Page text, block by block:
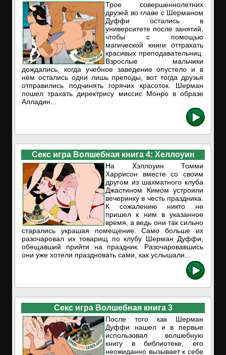
Трое совершеннолетних
друзей во главе с Шерманом
Дуффи остались в
университете после занятий,
чтобы с помощью
магической книги оттрахать
красивых преподавательниц.
Взрослые мальчики
дождались, когда учебное заведение опустело и в
нём остались одни лишь преподы, вот тогда друзья
отправились подчинять горячих красоток. Шерман
пошел трахать директрису миссис Монро в образе
Алладин...
Секс игра Волшебная книга 4: Хеллоуин
На Хэллоуин Томми
Харрисон вместе со своим
другом из шахматного клуба
Джастином Кимом устроили
вечеринку в честь праздника.
К сожалению никто не
пришел к ним в указанное
время, а ведь они так сильно
старались украшая помещение. Само больше их
разочаровал их товарищ по клубу Шерман Дуффи,
обещавший прийти на праздник. Разочаровавшись
они уже хотели праздновать сами, как услышали...
Секс игра Волшебная книга 3
После того как Шерман
Дуффи нашел и в первые
использовал волшебную
книгу в библиотеке, его
неожиданно вызывает к себе